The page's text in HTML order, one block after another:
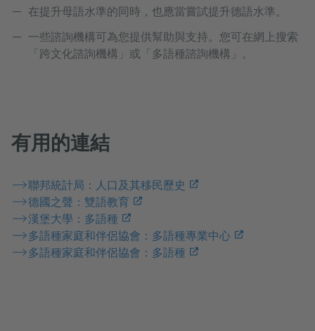
在提升母語水準的同時，也應當嘗試提升德語水準。
一些諮詢機構可為您提供幫助與支持。您可在網上搜索
「跨文化諮詢機構」或「多語種諮詢機構」。
有用的連結
聯邦統計局：人口及其移民歷史
德國之聲：雙語教育
漢堡大學：多語種
多語種家庭和伴侶協會：多語種專業中心
多語種家庭和伴侶協會：多語種